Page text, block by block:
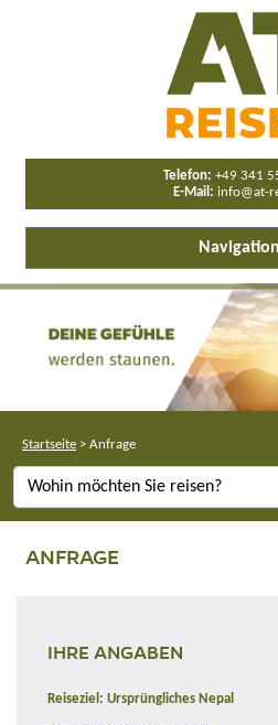
Telefon: +49 341
E-Mail: info@at-
Navigation
Startseite > Anfrage
ANFRAGE
IHRE ANGABEN
Reiseziel: Ursprüngliches Nepal